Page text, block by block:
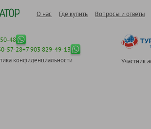
О нас Где купить Вопросы и ответы
48
57-28+7 903 829-49-13
конфиденциальности Участник